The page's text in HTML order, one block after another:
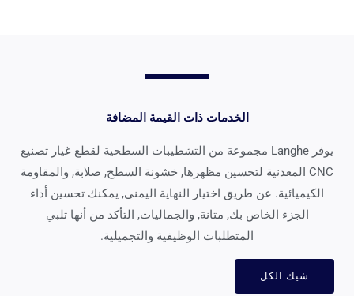
الخدمات ذات القيمة المضافة
يوفر Langhe مجموعة من التشطيبات السطحية لقطع غيار تصنيع
CNC المعدنية لتحسين مظهرها, خشونة السطح, صلابة, والمقاومة
الكيميائية. عن طريق اختيار النهاية اليمنى, يمكنك تحسين أداء
الجزء الخاص بك, متانة, والجماليات, التأكد من أنها تلبي
المتطلبات الوظيفية والتجميلية.
شيك الكل